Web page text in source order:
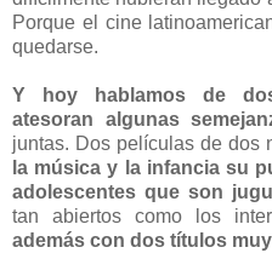
Porque el cine
quedarse.
Y hoy hablamos de
atesoran algunas
juntas. Dos películas de dos
la música y la infancia su
adolescentes que son
tan abiertos como los
además con dos títulos